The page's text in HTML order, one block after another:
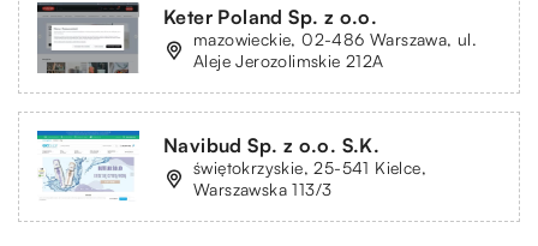
Keter Poland Sp. z o.o.
mazowieckie, 02-486 Warszawa, ul.
Aleje Jerozolimskie 212A
Navibud Sp. z o.o. S.K.
świętokrzyskie, 25-541 Kielce,
Warszawska 113/3